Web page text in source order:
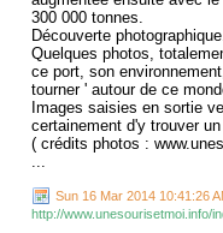
300 000 tonnes.
Découverte
Quelques photos,
ce port, son
tourner ' autour de ce
Images saisies en sortie
certainement d'y trouver
( crédits photos :
...
Sun 16 Mar 2014 10:41:26
http://www.unesourisetmoi.info/